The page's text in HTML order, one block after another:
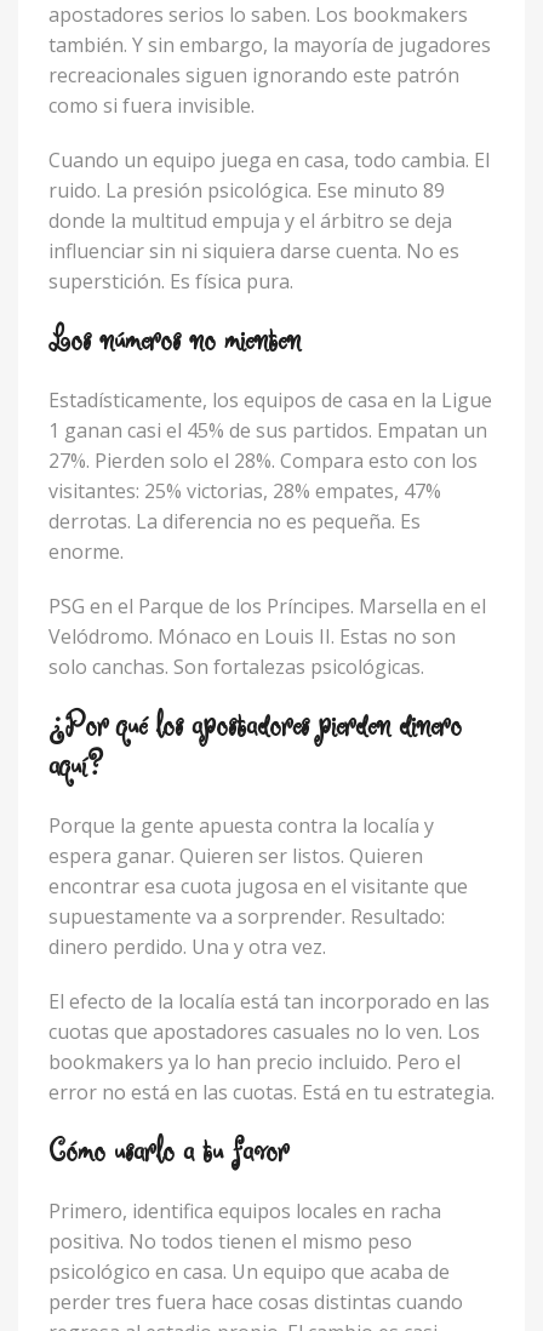
apostadores serios lo saben. Los bookmakers
también. Y sin embargo, la mayoría de jugadores
recreacionales siguen ignorando este patrón
como si fuera invisible.
Cuando un equipo juega en casa, todo cambia. El
ruido. La presión psicológica. Ese minuto 89
donde la multitud empuja y el árbitro se deja
influenciar sin ni siquiera darse cuenta. No es
superstición. Es física pura.
Los números no mienten
Estadísticamente, los equipos de casa en la Ligue
1 ganan casi el 45% de sus partidos. Empatan un
27%. Pierden solo el 28%. Compara esto con los
visitantes: 25% victorias, 28% empates, 47%
derrotas. La diferencia no es pequeña. Es
enorme.
PSG en el Parque de los Príncipes. Marsella en el
Velódromo. Mónaco en Louis II. Estas no son
solo canchas. Son fortalezas psicológicas.
¿Por qué los apostadores pierden dinero
aquí?
Porque la gente apuesta contra la localía y
espera ganar. Quieren ser listos. Quieren
encontrar esa cuota jugosa en el visitante que
supuestamente va a sorprender. Resultado:
dinero perdido. Una y otra vez.
El efecto de la localía está tan incorporado en las
cuotas que apostadores casuales no lo ven. Los
bookmakers ya lo han precio incluido. Pero el
error no está en las cuotas. Está en tu estrategia.
Cómo usarlo a tu favor
Primero, identifica equipos locales en racha
positiva. No todos tienen el mismo peso
psicológico en casa. Un equipo que acaba de
perder tres fuera hace cosas distintas cuando